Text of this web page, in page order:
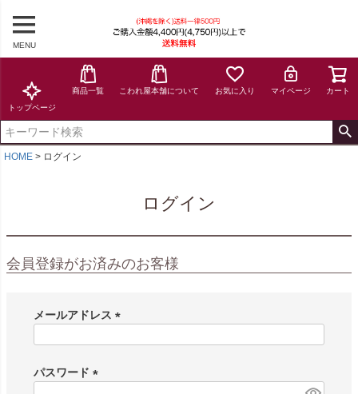
MENU
トップページ
商品一覧 こわれ屋本舗について お気に入り マイページ カート
HOME ログイン
ログイン
会員登録がお済みのお客様
メールアドレス
)
パスワード